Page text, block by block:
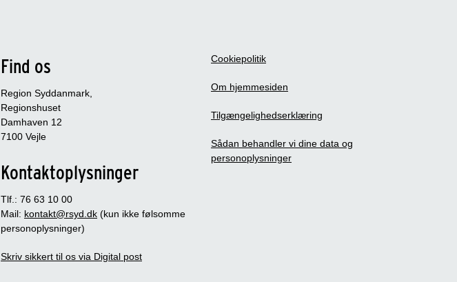
Find os
Region Syddanmark,
Regionshuset
Damhaven 12
7100 Vejle
Kontaktoplysninger
Tlf.: 76 63 10 00
Mail: kontakt@rsyd.dk (kun ikke følsomme
personoplysninger)
Skriv sikkert til os via Digital post
Cookiepolitik
Om hjemmesiden
Tilgængelighedserklæring
Sådan behandler vi dine data og
personoplysninger